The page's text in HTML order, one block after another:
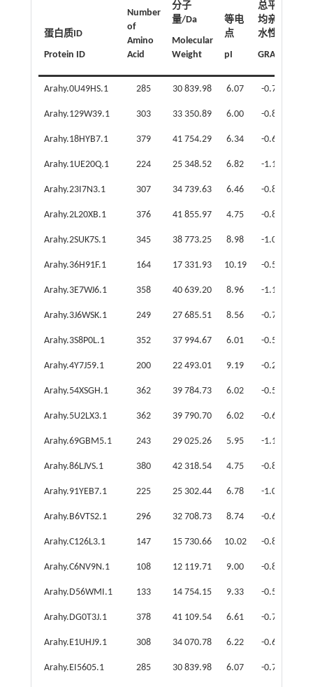
蛋白质ID
Protein ID
Number
of
Amino
Acid
分子
量/Da
Molecular
Weight
等电
点
pI
总平
均亲
水性
GRAVY
Arahy.0U49HS.1 285 30 839.98 6.07 -0.70
Arahy.129W39.1 303 33 350.89 6.00 -0.85
Arahy.18HYB7.1 379 41 754.29 6.34 -0.68
Arahy.1UE20Q.1 224 25 348.52 6.82 -1.14
Arahy.23I7N3.1 307 34 739.63 6.46 -0.84
Arahy.2L20XB.1 376 41 855.97 4.75 -0.84
Arahy.2SUK7S.1 345 38 773.25 8.98 -1.07
Arahy.36H91F.1 164 17 331.93 10.19 -0.50
Arahy.3E7WJ6.1 358 40 639.20 8.96 -1.15
Arahy.3J6WSK.1 249 27 685.51 8.56 -0.79
Arahy.3S8P0L.1 352 37 994.67 6.01 -0.50
Arahy.4Y7J59.1 200 22 493.01 9.19 -0.29
Arahy.54XSGH.1 362 39 784.73 6.02 -0.58
Arahy.5U2LX3.1 362 39 790.70 6.02 -0.60
Arahy.69GBM5.1 243 29 025.26 5.95 -1.14
Arahy.86LJVS.1 380 42 318.54 4.75 -0.83
Arahy.91YEB7.1 225 25 302.44 6.78 -1.09
Arahy.B6VTS2.1 296 32 708.73 8.74 -0.61
Arahy.C126L3.1 147 15 730.66 10.02 -0.85
Arahy.C6NV9N.1 108 12 119.71 9.00 -0.85
Arahy.D56WMI.1 133 14 754.15 9.33 -0.55
Arahy.DG0T3J.1 378 41 109.54 6.61 -0.73
Arahy.E1UHJ9.1 308 34 070.78 6.22 -0.64
Arahy.EI5605.1 285 30 839.98 6.07 -0.70